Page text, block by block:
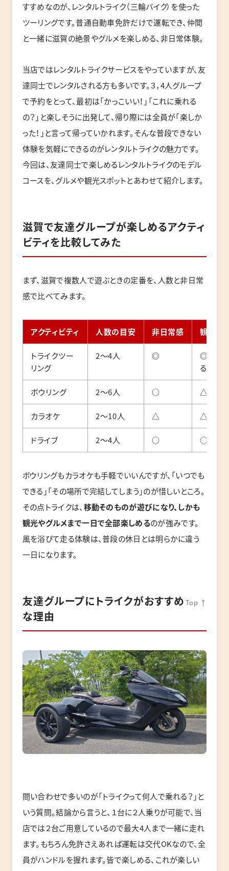
すすめなのが、レンタルトライク（三輪バイク）を使った
ツーリングです。普通自動車免許だけで運転でき、仲間
と一緒に滋賀の絶景やグルメを楽しめる、非日常体験。
当店ではレンタルトライクサービスをやっていますが、友
達同士でレンタルされる方も多いです。３，4人グループ
で予約をとって、最初は「かっこいい！」「これに乗れる
の？」と楽しそうに出発して、帰り際には全員が「楽しか
った！」と言って帰っていかれます。そんな普段できない
体験を気軽にできるのがレンタルトライクの魅力です。
今回は、友達同士で楽しめるレンタルトライクのモデル
コースを、グルメや観光スポットとあわせて紹介します。
滋賀で友達グループが楽しめるアクティ
ビティを比較してみた
まず、滋賀で複数人で遊ぶときの定番を、人数と非日常
感で比べてみます。
アクティビティ 人数の目安 非日常感 観光・
トライクツー
リング
2〜4人 ◎
◎（移
る）
ボウリング 2〜6人 ○ △
カラオケ 2〜10人 △ △
ドライブ 2〜4人 ○ ○
ボウリングもカラオケも手軽でいいんですが、「いつでも
できる」「その場所で完結してしまう」のが惜しいところ。
その点トライクは、移動そのものが遊びになり、しかも
観光やグルメまで一日で全部楽しめるのが強みです。
風を浴びて走る体験は、普段の休日とは明らかに違う
一日になります。
友達グループにトライクがおすすめ
な理由
Top ↑
問い合わせで多いのが「トライクって何人で乗れる？」と
いう質問。結論から言うと、１台に２人乗りが可能で、当
店では２台ご用意しているので最大4人まで一緒に走れ
ます。もちろん免許さえあれば運転は交代OKなので、全
員がハンドルを握れます。皆で楽しめる、これが楽しい